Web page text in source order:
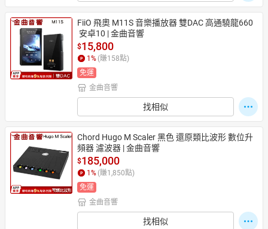
FiiO 飛奧 M11S 音樂播放器 雙DAC 高通驍龍660
安卓10 | 金曲音響
$15,800
1 % (賺158點)
免運
金曲音響
找相似
Chord Hugo M Scaler 黑色 還原類比波形 數位升
頻器 濾波器 | 金曲音響
$185,000
1 % (賺1,850點)
免運
金曲音響
找相似